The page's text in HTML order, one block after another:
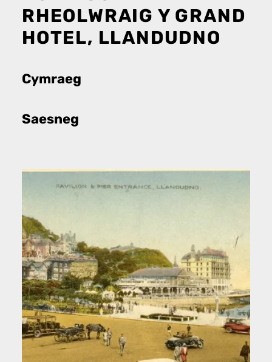
RHEOLWRAIG Y GRAND
HOTEL, LLANDUDNO
Cymraeg
Saesneg